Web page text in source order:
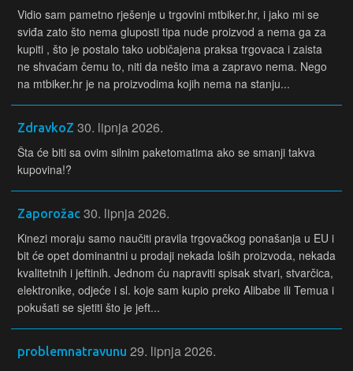
Vidio sam pametno rješenje u trgovini mtbiker.hr, i jako mi se
sviđa zato što nema gluposti tipa nude proizvod a nema ga za
kupiti , što je postalo tako uobičajena praksa trgovaca i zaista
ne shvaćam čemu to, niti da nešto ima a zapravo nema. Nego
na mtbiker.hr je na proizvodima kojih nema na stanju...
ZdravkoZ 30. lipnja 2026.
Šta će biti sa ovim silnim paketomatima ako se smanji takva
kupovina!?
Zaporožac 30. lipnja 2026.
Kinezi moraju samo naučiti pravila trgovačkog ponašanja u EU i
bit će opet dominantni u prodaji nekada loših proizvoda, nekada
kvalitetnih i jeftinih. Jednom ću napraviti spisak stvari, stvarčica,
elektronike, odjeće i sl. koje sam kupio preko Alibabe ili Temua i
pokušati se sjetiti što je jeft...
problemnatravunu 29. lipnja 2026.